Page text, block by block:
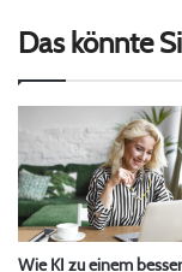
Das könnte
Wie KI zu einem